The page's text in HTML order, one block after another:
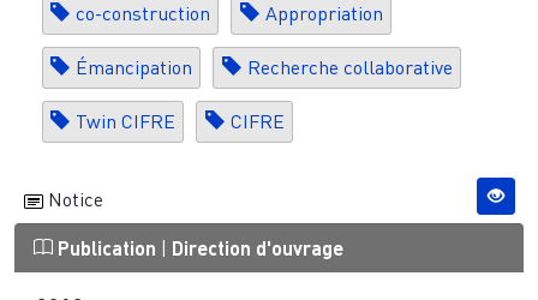
co-construction Appropriation
Émancipation Recherche collaborative
Twin CIFRE CIFRE
Notice
Publication | Direction d'ouvrage